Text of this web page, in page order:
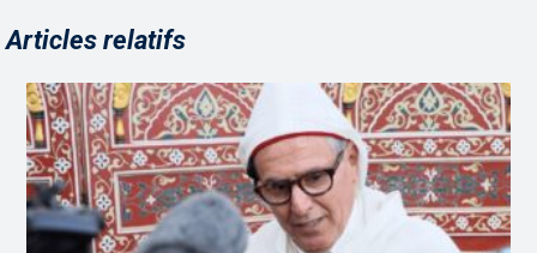
Articles relatifs